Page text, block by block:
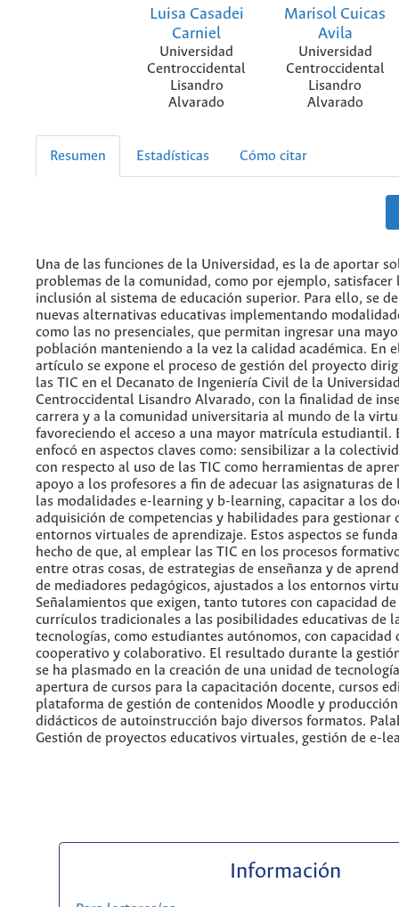
Luisa Casadei
Carniel
Universidad
Centroccidental
Lisandro
Alvarado
Marisol Cuicas
Avila
Universidad
Centroccidental
Lisandro
Alvarado
Resumen Estadísticas Cómo citar
Una de las funciones de la Universidad, es la de aportar
problemas de la comunidad, como por ejemplo, satisfacer
inclusión al sistema de educación superior. Para ello, se
nuevas alternativas educativas implementando
como las no presenciales, que permitan ingresar una
población manteniendo a la vez la calidad académica. En
artículo se expone el proceso de gestión del proyecto
las TIC en el Decanato de Ingeniería Civil de la
Centroccidental Lisandro Alvarado, con la finalidad de
carrera y a la comunidad universitaria al mundo de la
favoreciendo el acceso a una mayor matrícula estudiantil.
enfocó en aspectos claves como: sensibilizar a la
con respecto al uso de las TIC como herramientas de
apoyo a los profesores a fin de adecuar las asignaturas de
las modalidades e-learning y b-learning, capacitar a los
adquisición de competencias y habilidades para gestionar
entornos virtuales de aprendizaje. Estos aspectos se
hecho de que, al emplear las TIC en los procesos
entre otras cosas, de estrategias de enseñanza y de
de mediadores pedagógicos, ajustados a los entornos
Señalamientos que exigen, tanto tutores con capacidad
currículos tradicionales a las posibilidades educativas de
tecnologías, como estudiantes autónomos, con capacidad
cooperativo y colaborativo. El resultado durante la
se ha plasmado en la creación de una unidad de
apertura de cursos para la capacitación docente, cursos
plataforma de gestión de contenidos Moodle y
didácticos de autoinstrucción bajo diversos formatos.
Gestión de proyectos educativos virtuales, gestión de e-
Información